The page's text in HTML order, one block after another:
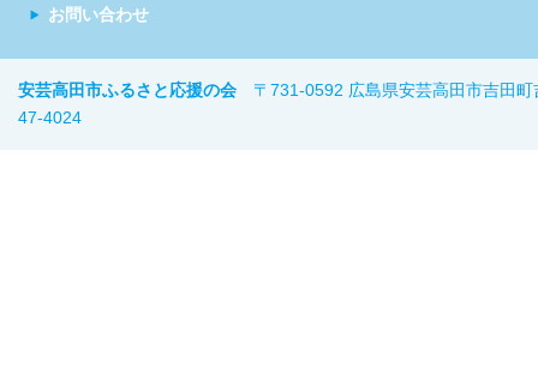
お問い合わせ
安芸高田市ふるさと応援の会 〒731-0592 広島県安芸高田市吉田
47-4024